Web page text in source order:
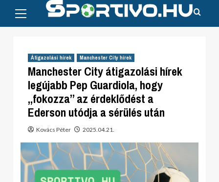
content
Menu
Átigazolási hírek Manchester City hírek
Manchester City átigazolási hírek
legújabb Pep Guardiola, hogy
„fokozza” az érdeklődést a
Ederson utódja a sérülés után
Kovács Péter 2025.04.21.